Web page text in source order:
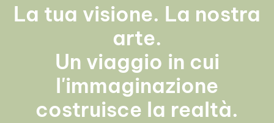
- 110% Eco e Sisma Bonus
La tua visione. La nostra
arte.
Un viaggio in cui
l'immaginazione
costruisce la realtà.